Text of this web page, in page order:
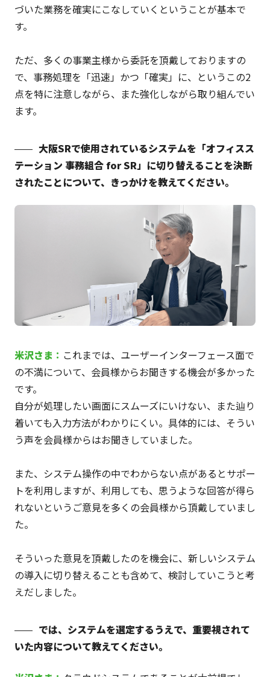
づいた業務を確実にこなしていくということが基本で
す。
ただ、多くの事業主様から委託を頂戴しておりますの
で、事務処理を「迅速」かつ「確実」に、というこの2
点を特に注意しながら、また強化しながら取り組んでい
ます。
大阪SRで使用されているシステムを「オフィスス
テーション 事務組合 for SR」に切り替えることを決断
されたことについて、きっかけを教えてください。
米沢さま ： これまでは、ユーザーインターフェース面で
の不満について、会員様からお聞きする機会が多かった
です。
自分が処理したい画面にスムーズにいけない、また辿り
着いても入力方法がわかりにくい。具体的には、そうい
う声を会員様からはお聞きしていました。
また、システム操作の中でわからない点があるとサポー
トを利用しますが、利用しても、思うような回答が得ら
れないというご意見を多くの会員様から頂戴していまし
た。
そういった意見を頂戴したのを機会に、新しいシステム
の導入に切り替えることも含めて、検討していこうと考
えだしました。
では、システムを選定するうえで、重要視されて
いた内容について教えてください。